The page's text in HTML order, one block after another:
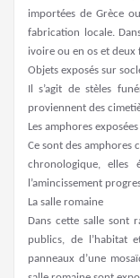
importées de Grèce
fabrication locale.
ivoire ou en os et deux
Objets exposés sur
Il s’agit de stèles
proviennent des
Les amphores
Ce sont des amphores
chronologique, elles
l’amincissement
La salle romaine
Dans cette salle sont
publics, de l’habitat
panneaux d’une